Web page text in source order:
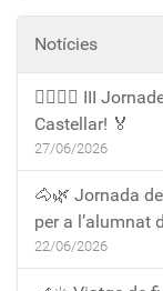
Notícies
🏃‍♀️🏃‍♂️ III
Castellar! 🏅
27/06/2026
🐴🌿 Jornada
per a l’alumnat
22/06/2026